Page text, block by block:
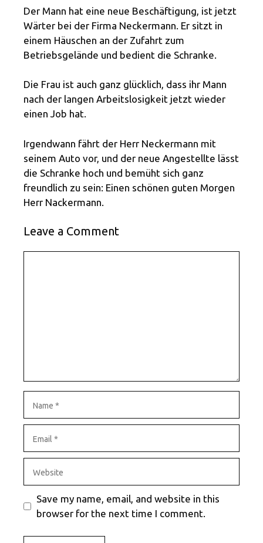
Der Mann hat eine neue Beschäftigung, ist jetzt
Wärter bei der Firma Neckermann. Er sitzt in
einem Häuschen an der Zufahrt zum
Betriebsgelände und bedient die Schranke.
Die Frau ist auch ganz glücklich, dass ihr Mann
nach der langen Arbeitslosigkeit jetzt wieder
einen Job hat.
Irgendwann fährt der Herr Neckermann mit
seinem Auto vor, und der neue Angestellte lässt
die Schranke hoch und bemüht sich ganz
freundlich zu sein: Einen schönen guten Morgen
Herr Nackermann.
Leave a Comment
Save my name, email, and website in this
browser for the next time I comment.